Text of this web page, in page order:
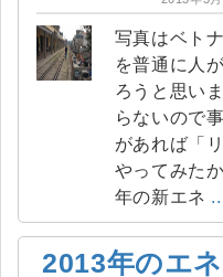
写真はベト
を普通に人
ろうと思い
らないので
があれば「
やってみた
年の新エネ
2013年のエ